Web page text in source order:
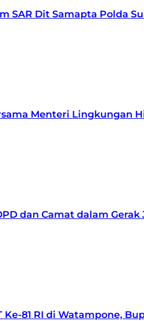
SAR Dit Samapta Polda
Menteri Lingkungan
dan Camat dalam
81 RI di Watampone,